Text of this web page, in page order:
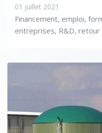
01 juillet 2021
Financement, emploi,
entreprises, R&D, retour